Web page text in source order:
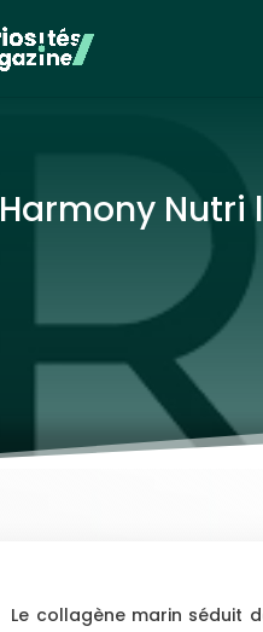
Harmony
Le collagène marin séduit